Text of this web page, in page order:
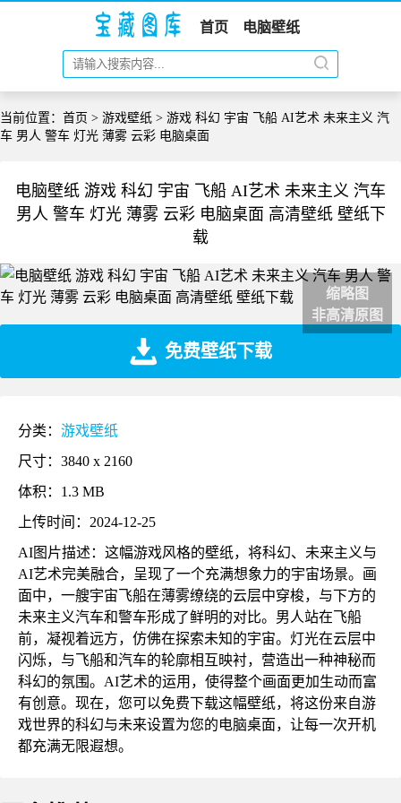
首页 电脑壁纸
当前位置： 首页 > 游戏壁纸 > 游戏 科幻 宇宙 飞船 AI艺术 未来主义 汽
车 男人 警车 灯光 薄雾 云彩 电脑桌面
电脑壁纸 游戏 科幻 宇宙 飞船 AI艺术 未来主义 汽车
男人 警车 灯光 薄雾 云彩 电脑桌面 高清壁纸 壁纸下
载
缩略图
非高清原图
免费壁纸下载
分类： 游戏壁纸
尺寸：3840 x 2160
体积：1.3 MB
上传时间：2024-12-25
AI图片描述：这幅游戏风格的壁纸，将科幻、未来主义与
AI艺术完美融合，呈现了一个充满想象力的宇宙场景。画
面中，一艘宇宙飞船在薄雾缭绕的云层中穿梭，与下方的
未来主义汽车和警车形成了鲜明的对比。男人站在飞船
前，凝视着远方，仿佛在探索未知的宇宙。灯光在云层中
闪烁，与飞船和汽车的轮廓相互映衬，营造出一种神秘而
科幻的氛围。AI艺术的运用，使得整个画面更加生动而富
有创意。现在，您可以免费下载这幅壁纸，将这份来自游
戏世界的科幻与未来设置为您的电脑桌面，让每一次开机
都充满无限遐想。